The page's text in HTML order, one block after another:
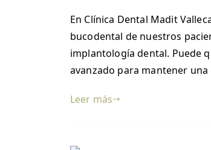
En Clínica Dental Madit
bucodental de nuestros
implantología dental. Puede
avanzado para mantener
Leer más